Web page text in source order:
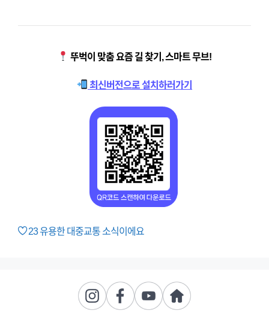
뚜벅이 맞춤 요즘 길 찾기, 스마트 무브!
최신버전으로 설치하러가기
23유용한 대중교통 소식이에요